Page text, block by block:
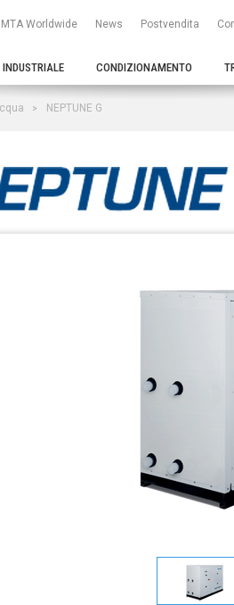
CONDIZIONAMENTO
MTA Worldwide News Postvendita
NEPTUNE G